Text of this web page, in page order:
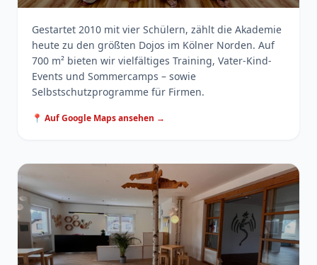
Gestartet 2010 mit vier Schülern, zählt die Akademie
heute zu den größten Dojos im Kölner Norden. Auf
700 m² bieten wir vielfältiges Training, Vater-Kind-
Events und Sommercamps – sowie
Selbstschutzprogramme für Firmen.
📍 Auf Google Maps ansehen →